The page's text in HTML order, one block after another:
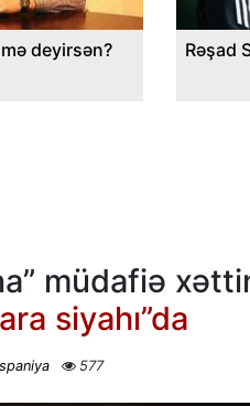
deyirsən? Rəşad
müdafiə
siyahı”da
577